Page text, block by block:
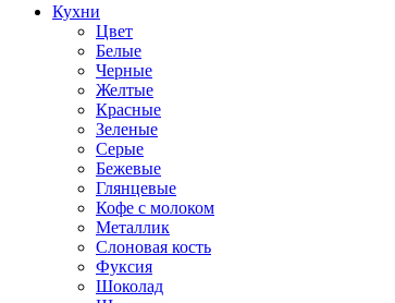
Кухни
Цвет
Белые
Черные
Желтые
Красные
Зеленые
Серые
Бежевые
Глянцевые
Кофе с молоком
Металлик
Слоновая кость
Фуксия
Шоколад